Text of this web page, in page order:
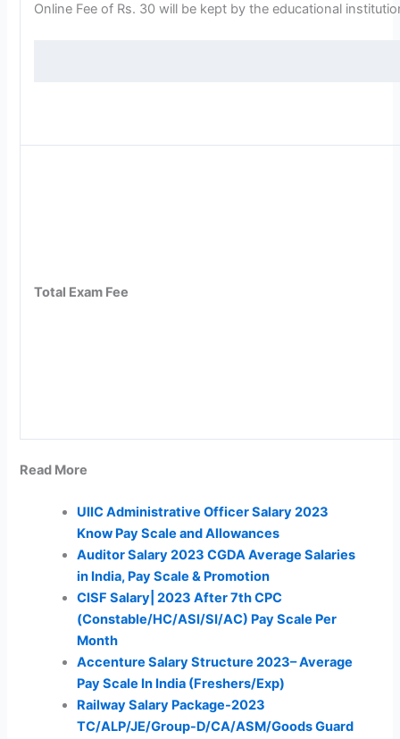
Online Fee of Rs. 30 will be kept by the educational
Total Exam Fee
Read More
UIIC Administrative Officer Salary 2023
Know Pay Scale and Allowances
Auditor Salary 2023 CGDA Average Salaries
in India, Pay Scale & Promotion
CISF Salary| 2023 After 7th CPC
(Constable/HC/ASI/SI/AC) Pay Scale Per
Month
Accenture Salary Structure 2023– Average
Pay Scale In India (Freshers/Exp)
Railway Salary Package-2023
TC/ALP/JE/Group-D/CA/ASM/Goods Guard